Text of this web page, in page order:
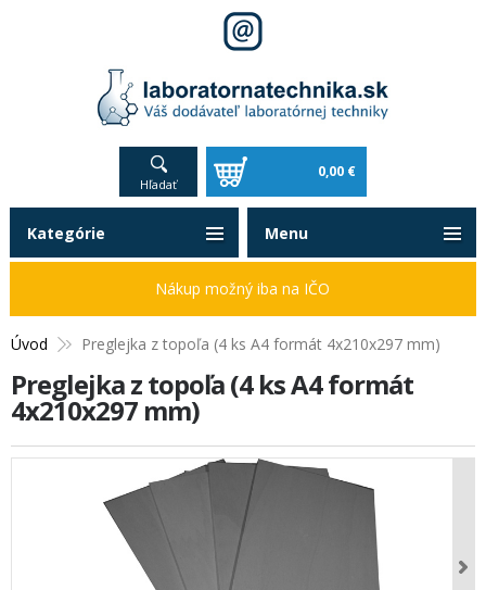
Hľadať
0,00 €
Úvod Preglejka z topoľa (4 ks A4 formát 4x210x297 mm)
Preglejka z topoľa (4 ks A4 formát
4x210x297 mm)
Kategórie
Nákup možný iba na IČO
Menu